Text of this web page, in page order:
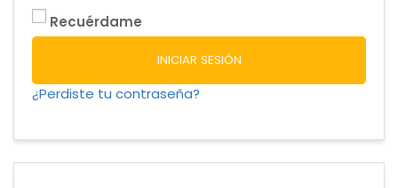
Recuérdame
INICIAR SESIÓN
¿Perdiste tu contraseña?